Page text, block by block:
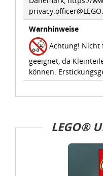
Verarbeitung von Daten
Sie können die Cookie-
auf Ihrem Bildschirm
idee+spiel Betriebs-GmbH
Warnhinweise
Achtung! Nicht
geeignet, da
können.
LEGO®